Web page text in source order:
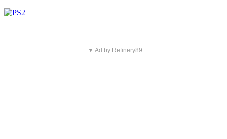
▼ Ad by Refinery89